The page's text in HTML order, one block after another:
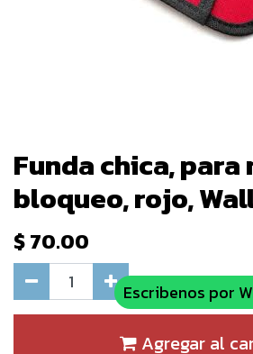
Funda chica, para
bloqueo, rojo,
$70.00
Agregar al
Escribenos por